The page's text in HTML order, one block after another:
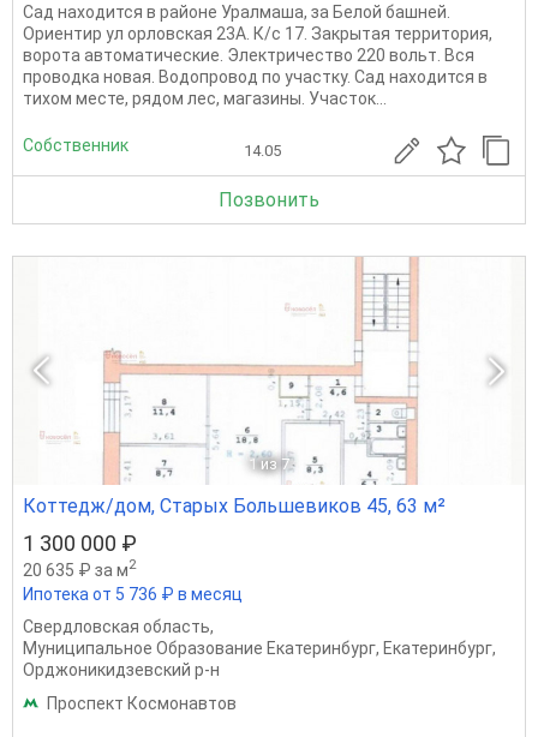
Сад находится в районе Уралмаша, за Белой башней.
Opиeнтир ул орловская 23А. К/с 17. Закрытая территория,
ворота автоматические. Электричеcтво 220 вольт. Вся
проводка новая. Bодопрoвoд по учacтку. Caд находится в
тихом месте, рядом лес, магазины. Участок...
Собственник 14.05
Позвонить
1 из 7
Коттедж/дом, Старых Большевиков 45, 63 м²
1 300 000 ₽
20 635 ₽ за м2
Ипотека от 5 736 ₽ в месяц
Свердловская область,
Муниципальное Образование Екатеринбург, Екатеринбург,
Орджоникидзевский р-н
Проспект Космонавтов